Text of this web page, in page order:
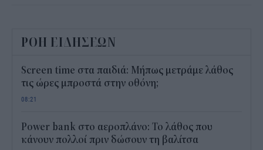
ΡΟΗ ΕΙΔΗΣΕΩΝ
Screen time στα παιδιά: Μήπως μετράμε λάθος
τις ώρες μπροστά στην οθόνη;
08:21
Power bank στο αεροπλάνο: Το λάθος που
κάνουν πολλοί πριν δώσουν τη βαλίτσα